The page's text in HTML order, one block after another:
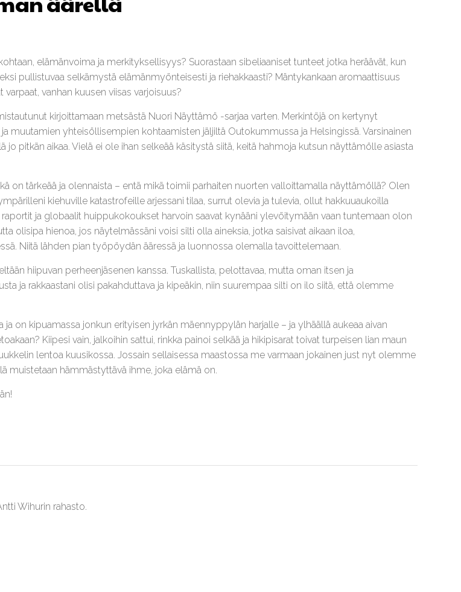
elämänvoima ja merkityksellisyys? Suorastaan sibeliaaniset tunteet jotka heräävät, kun
pullistuvaa selkämystä elämänmyönteisesti ja riehakkaasti? Mäntykankaan aromaattisuus
vanhan kuusen viisas varjoisuus?
kirjoittamaan metsästä Nuori Näyttämö -sarjaa varten. Merkintöjä on kertynyt
muutamien yhteisöllisempien kohtaamisten jäljiltä Outokummussa ja Helsingissä. Varsinainen
pitkän aikaa. Vielä ei ole ihan selkeää käsitystä siitä, keitä hahmoja kutsun näyttämölle asiasta
on tärkeää ja olennaista – entä mikä toimii parhaiten nuorten valloittamalla näyttämöllä? Olen
kiehuville katastrofeille arjessani tilaa, surrut olevia ja tulevia, ollut hakkuuaukoilla
ja globaalit huippukokoukset harvoin saavat kynääni ylevöitymään vaan tuntemaan olon
olisipa hienoa, jos näytelmässäni voisi silti olla aineksia, jotka saisivat aikaan iloa,
Niitä lähden pian työpöydän ääressä ja luonnossa olemalla tavoittelemaan.
hiipuvan perheenjäsenen kanssa. Tuskallista, pelottavaa, mutta oman itsen ja
ja rakkaastani olisi pakahduttava ja kipeäkin, niin suurempaa silti on ilo siitä, että olemme
on kipuamassa jonkun erityisen jyrkän mäennyppylän harjalle – ja ylhäällä aukeaa aivan
Kiipesi vain, jalkoihin sattui, rinkka painoi selkää ja hikipisarat toivat turpeisen lian maun
lentoa kuusikossa. Jossain sellaisessa maastossa me varmaan jokainen just nyt olemme
muistetaan hämmästyttävä ihme, joka elämä on.
Wihurin rahasto.